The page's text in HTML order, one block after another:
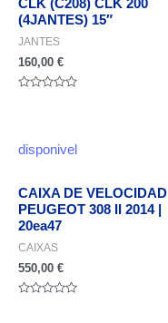
CLK (C208) CLK 200
(4JANTES) 15″
JANTES
160,00 €
disponivel
CAIXA DE VELOCIDAD
PEUGEOT 308 II 2014 |
20ea47
CAIXAS
550,00 €